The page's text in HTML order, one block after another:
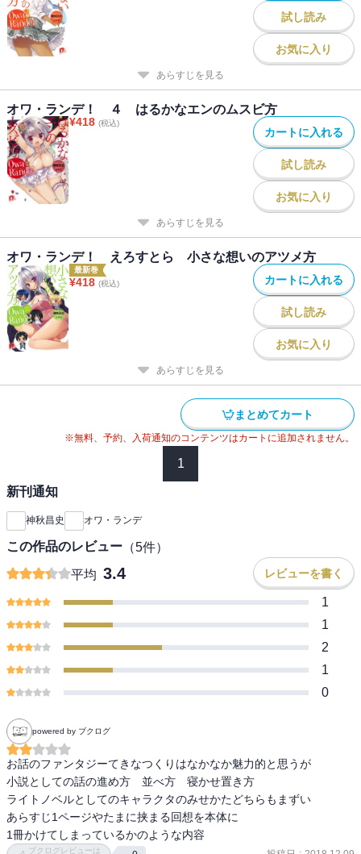
試し読み
お気に入り
あらすじを見る
オワ・ランデ！ ４ はるかなエンのムスビ方
¥418 (税込)
カートに入れる
試し読み
お気に入り
あらすじを見る
オワ・ランデ！ えろすとら 小さな想いのアツメ方
最新巻
¥418 (税込) カートに入れる
試し読み
お気に入り
あらすじを見る
まとめてカート
※無料、予約、入荷通知のコンテンツはカートに追加されません。
1
新刊通知
神秋昌史 オワ・ランデ
この作品のレビュー （5件）
平均 3.4 レビューを書く
1
1
2
1
0
powered by ブクログ
お話のファンタジーてきなつくりはなかなか魅力的と思うが
小説としての話の進め方　並べ方　寝かせ置き方
ライトノベルとしてのキャラクタのみせかたどちらもまずい
あらすじ1ページやたまに挟まる回想を本体に
1冊かけてしまっているかのような内容
ブクログレビューは